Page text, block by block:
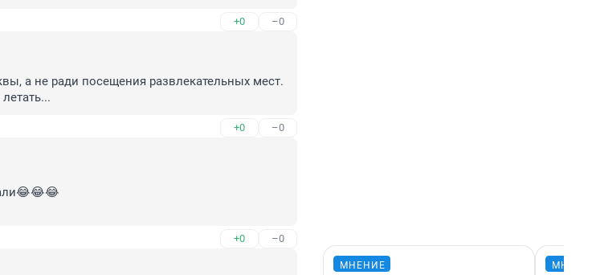
+0 –0
а не ради посещения развлекательных мест.
+0 –0
+0 –0
МНЕНИЕ